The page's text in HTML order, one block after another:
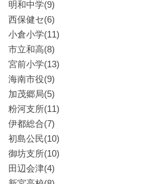
明和中学(9)
西保健セ(6)
小倉小学(11)
市立和高(8)
宮前小学(13)
海南市役(9)
加茂郷局(5)
粉河支所(11)
伊都総合(7)
初島公民(10)
御坊支所(10)
田辺会津(4)